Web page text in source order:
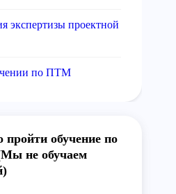
экспертизы проектной
по ПТМ
пройти обучение по
не обучаем